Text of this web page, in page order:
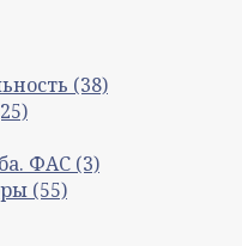
(38)
ФАС (3)
(55)